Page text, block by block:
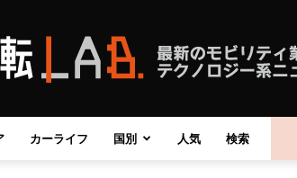
自
カーライフ 国別 人気 検索